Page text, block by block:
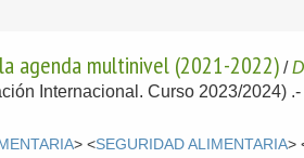
agenda multinivel (2021-2022) /
Internacional. Curso 2023/2024) .-
> <SEGURIDAD ALIMENTARIA>